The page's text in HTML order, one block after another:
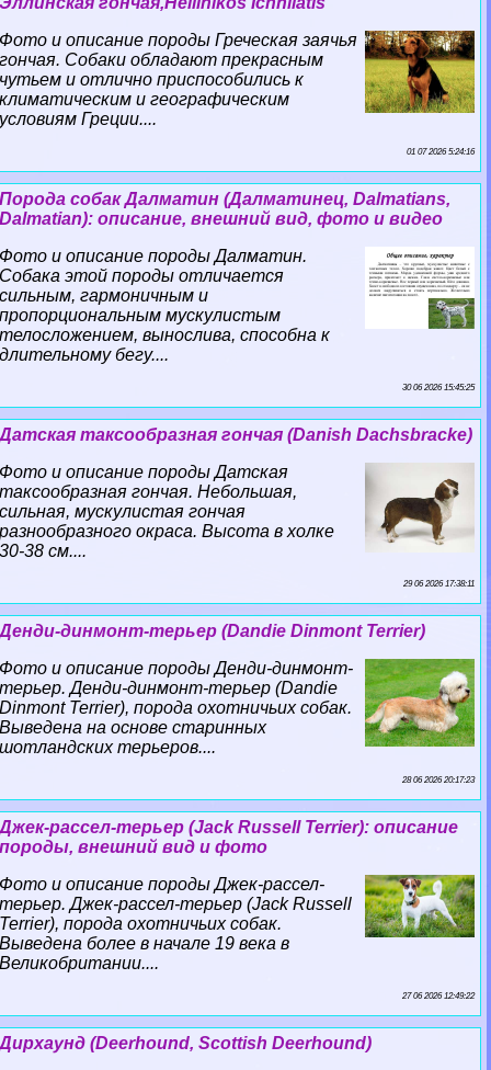
Фото и описание породы Греческая заячья
гончая. Собаки обладают прекрасным
чутьем и отлично приспособились к
климатическим и географическим
условиям Греции....
01 07 2026 5:24:16
Порода собак Далматин (Далматинец, Dalmatians,
Dalmatian): описание, внешний вид, фото и видео
Фото и описание породы Далматин.
Собака этой породы отличается
сильным, гармоничным и
пропорциональным мускулистым
телосложением, вынослива, способна к
длительному бегу....
30 06 2026 15:45:25
Датская таксообразная гончая (Danish Dachsbracke)
Фото и описание породы Датская
таксообразная гончая. Небольшая,
сильная, мускулистая гончая
разнообразного окраса. Высота в холке
30-38 см....
29 06 2026 17:38:11
Денди-динмонт-терьер (Dandie Dinmont Terrier)
Фото и описание породы Денди-динмонт-
терьер. Денди-динмонт-терьер (Dandie
Dinmont Terrier), порода охотничьих собак.
Выведена на основе старинных
шотландских терьеров....
28 06 2026 20:17:23
Джек-рассел-терьер (Jack Russell Terrier): описание
породы, внешний вид и фото
Фото и описание породы Джек-рассел-
терьер. Джек-рассел-терьер (Jack Russell
Terrier), порода охотничьих собак.
Выведена более в начале 19 века в
Великобритании....
27 06 2026 12:49:22
Дирхаунд (Deerhound, Scottish Deerhound)